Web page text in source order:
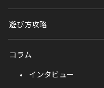
遊び方攻略
コラム
インタビュー